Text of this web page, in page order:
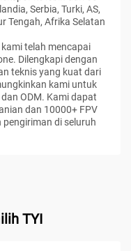
Serbia, Turki, AS,
Tengah, Afrika Selatan
telah mencapai
Dilengkapi dengan
teknis yang kuat dari
kami untuk
ODM. Kami dapat
dan 10000+ FPV
di seluruh
TYI